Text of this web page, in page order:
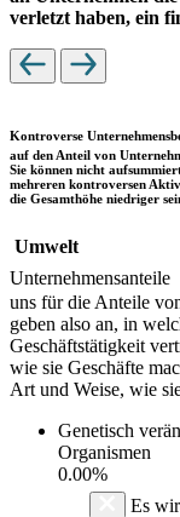
verletzt haben, ein
Kontroverse
auf den Anteil von
Sie können nicht
mehreren kontroversen
die Gesamthöhe niedriger
Umwelt
Unternehmensanteile
uns für die Anteile
geben also an, in
Geschäftstätigkeit
wie sie Geschäfte
Art und Weise, wie
Genetisch
Organismen
0.00%
Es